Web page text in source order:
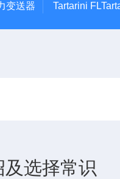
变送器 Tartarini
选择常识